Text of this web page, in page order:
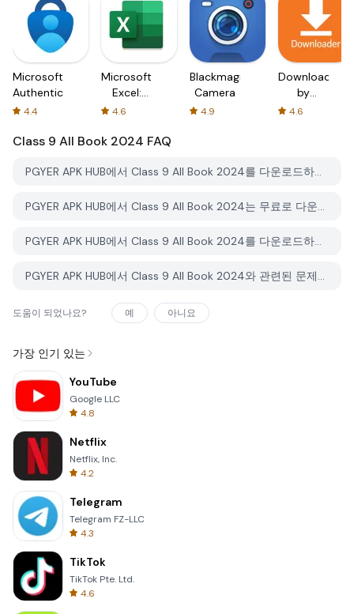
Microsoft
Authenticator
4.4
Microsoft
Excel:
Spreadsheets
4.6
Blackmagic
Camera
4.9
Downloader
by
AFTVnews
4.6
Class 9 All Book 2024 FAQ
PGYER APK HUB에서 Class 9 All Book 2024를 다운로드하는 방법은 무엇인가요?
PGYER APK HUB에서 Class 9 All Book 2024는 무료로 다운로드할 수 있나요?
PGYER APK HUB에서 Class 9 All Book 2024를 다운로드하려면 계정이 필요한가요?
PGYER APK HUB에서 Class 9 All Book 2024와 관련된 문제를 신고하는 방법은 무엇인가요?
도움이 되었나요? 예 아니요
가장 인기 있는
YouTube
Google LLC
4.8
Netflix
Netflix, Inc.
4.2
Telegram
Telegram FZ-LLC
4.3
TikTok
TikTok Pte. Ltd.
4.6